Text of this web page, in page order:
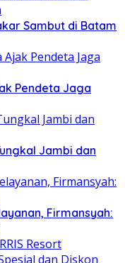
Sambut di Batam
Pendeta Jaga
Jambi dan
Firmansyah: